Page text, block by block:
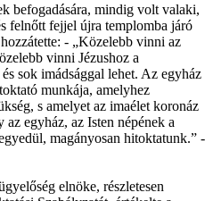
befogadására, mindig volt valaki,
felnőtt fejjel újra templomba járó
- „Közelebb vinni az
vinni Jézushoz a
sok imádsággal lehet. Az egyház
munkája, amelyhez
s amelyet az imaélet koronáz
egyház, az Isten népének a
magányosan hitoktatunk.” -
elnöke, részletesen